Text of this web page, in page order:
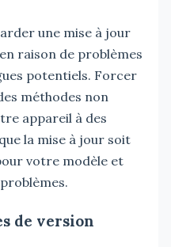
une mise à jour
raison de problèmes
potentiels. Forcer
méthodes non
appareil à des
la mise à jour soit
votre modèle et
de version